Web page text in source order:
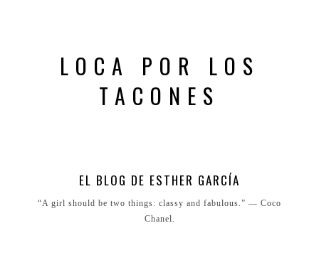
LOCA POR LOS
TACONES
EL BLOG DE ESTHER GARCÍA
“A girl should be two things: classy and fabulous.” ― Coco
Chanel.